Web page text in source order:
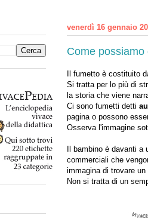
venerdì 16 gennaio
Come
Il fumetto è costituito
Si tratta per lo più di
la storia che viene
Ci sono fumetti detti
pagina o possono
Osserva l'immagine
Il bambino è davanti
commerciali che
immagina di trovare
Non si tratta di un